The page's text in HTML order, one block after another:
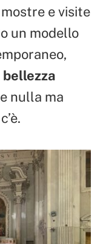
e visite
un modello
bellezza
nulla ma